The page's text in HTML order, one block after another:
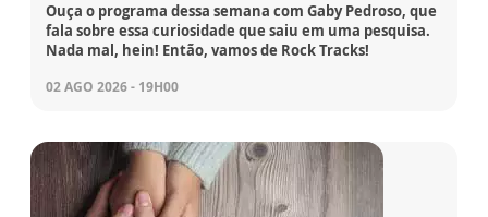
Ouça o programa dessa semana com Gaby Pedroso, que
fala sobre essa curiosidade que saiu em uma pesquisa.
Nada mal, hein! Então, vamos de Rock Tracks!
02 AGO 2026 - 19H00